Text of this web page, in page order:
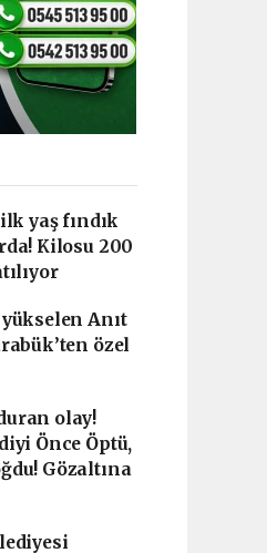
yaş fındık
Kilosu 200
yükselen Anıt
özel
olay!
Önce Öptü,
Gözaltına